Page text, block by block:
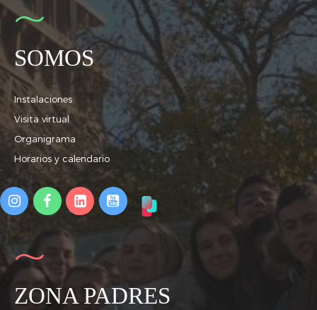
SOMOS
Instalaciones
Visita virtual
Organigrama
Horarios y calendario
ZONA PADRES